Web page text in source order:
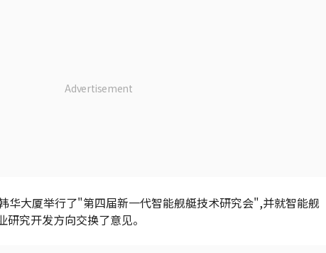
华大厦举行了"第四届新一代智能舰艇技术研究会",并就智能舰
究开发方向交换了意见。